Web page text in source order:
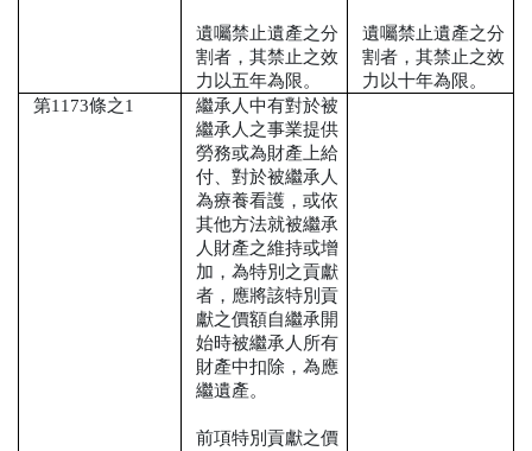
遺囑禁止遺產之分
割者，其禁止之效
力以五年為限。
遺囑禁止遺產之分
割者，其禁止之效
力以十年為限。
第1173條之1
繼承人中有對於被
繼承人之事業提供
勞務或為財產上給
付、對於被繼承人
為療養看護，或依
其他方法就被繼承
人財產之維持或增
加，為特別之貢獻
者，應將該特別貢
獻之價額自繼承開
始時被繼承人所有
財產中扣除，為應
繼遺產。
前項特別貢獻之價